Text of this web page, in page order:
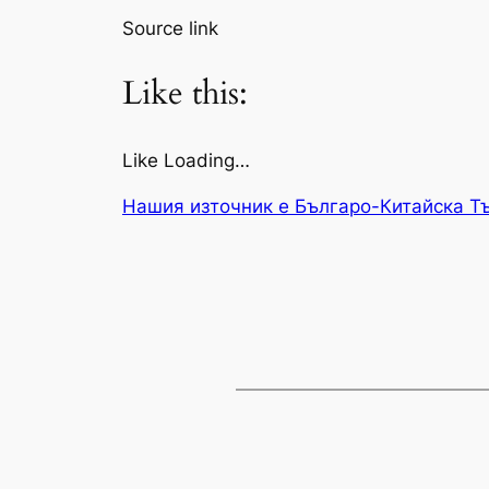
Source link
Like this:
Like Loading…
Нашия източник е Българо-Китайска